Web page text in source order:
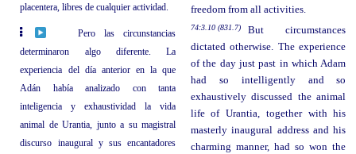
placentera, libres de cualquier actividad.
freedom from all activities.
Pero las circunstancias
determinaron algo diferente. La
experiencia del día anterior en la que
Adán había analizado con tanta
inteligencia y exhaustividad la vida
animal de Urantia, junto a su magistral
discurso inaugural y sus encantadores
74:3.10 (831.7)
But circumstances
dictated otherwise. The experience
of the day just past in which Adam
had so intelligently and so
exhaustively discussed the animal
life of Urantia, together with his
masterly inaugural address and his
charming manner, had so won the